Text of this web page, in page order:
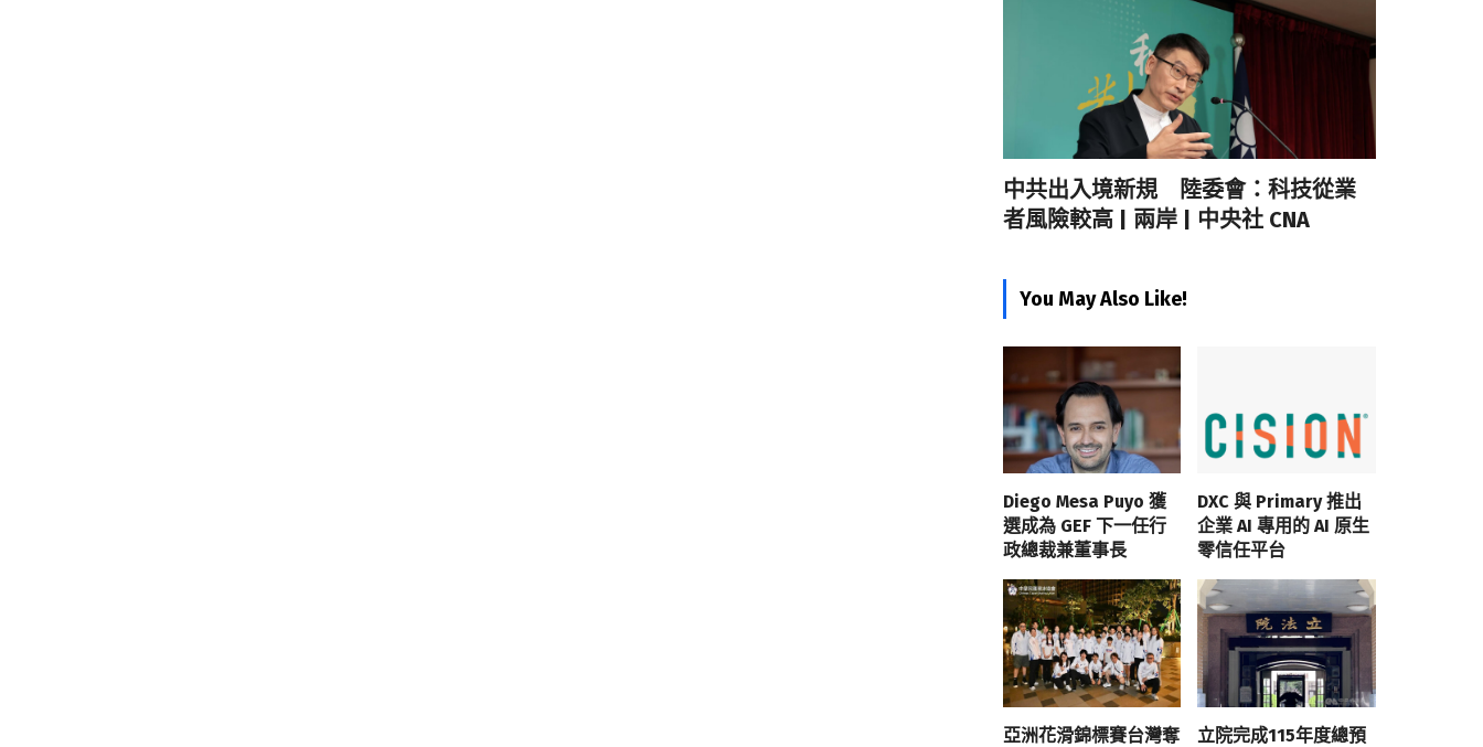
中共出入境新規 陸委會：科技從業
者風險較高 | 兩岸 | 中央社 CNA
You May Also Like!
Diego Mesa Puyo 獲
選成為 GEF 下一任行
政總裁兼董事長
DXC 與 Primary 推出
企業 AI 專用的 AI 原生
零信任平台
亞洲花滑錦標賽台灣奪
立院完成115年度總預